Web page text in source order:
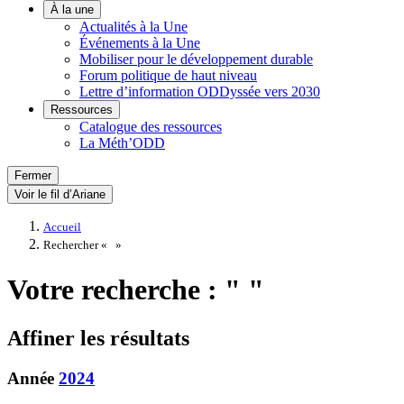
À la une
Actualités à la Une
Événements à la Une
Mobiliser pour le développement durable
Forum politique de haut niveau
Lettre d’information ODDyssée vers 2030
Ressources
Catalogue des ressources
La Méth’ODD
Fermer
Voir le fil d’Ariane
Accueil
Rechercher «
»
Votre recherche : " "
Affiner les résultats
Année 2024